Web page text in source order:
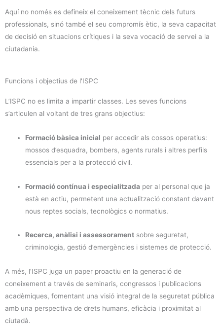
Aquí no només es defineix el coneixement tècnic dels futurs
professionals, sinó també el seu compromís ètic, la seva capacitat
de decisió en situacions crítiques i la seva vocació de servei a la
ciutadania.
Funcions i objectius de l'ISPC
L’ISPC no es limita a impartir classes. Les seves funcions
s’articulen al voltant de tres grans objectius:
Formació bàsica inicial per accedir als cossos operatius:
mossos d’esquadra, bombers, agents rurals i altres perfils
essencials per a la protecció civil.
Formació contínua i especialitzada per al personal que ja
està en actiu, permetent una actualització constant davant
nous reptes socials, tecnològics o normatius.
Recerca, anàlisi i assessorament sobre seguretat,
criminologia, gestió d’emergències i sistemes de protecció.
A més, l’ISPC juga un paper proactiu en la generació de
coneixement a través de seminaris, congressos i publicacions
acadèmiques, fomentant una visió integral de la seguretat pública
amb una perspectiva de drets humans, eficàcia i proximitat al
ciutadà.